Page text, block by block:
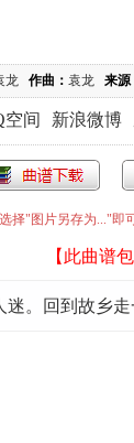
龙 作曲： 袁龙 来源
空间 新浪微博
择"图片另存为..."即
【此曲谱
。回到故乡